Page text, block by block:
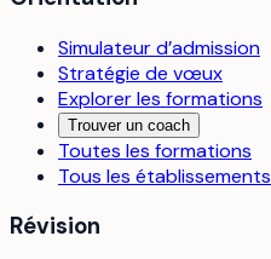
Simulateur d’admission
Stratégie de vœux
Explorer les formations
Trouver un coach
Toutes les formations
Tous les établissements
Révision